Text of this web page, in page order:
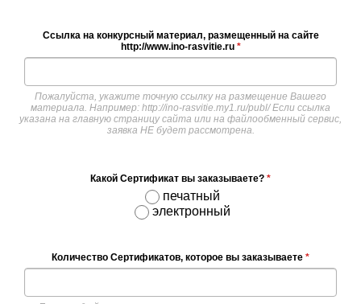
Ссылка на конкурсный материал, размещенный на сайте
http://www.ino-rasvitie.ru *
Пожалуйста, укажите точную ссылку на размещение Вашего
материала. Например: http://ino-rasvitie.my1.ru/publ/ Если ссылка
указана на главную страницу сайта или на файлообменный сервис,
заявка НЕ будет рассмотрена.
Какой Сертификат вы заказываете? *
печатный
электронный
Количество Сертификатов, которое вы заказываете *